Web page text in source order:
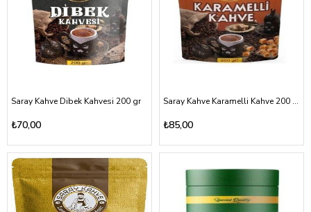
Saray Kahve Dibek Kahvesi 200 gr
₺70,00
Saray Kahve Karamelli Kahve 200 gr (poşet)
₺85,00